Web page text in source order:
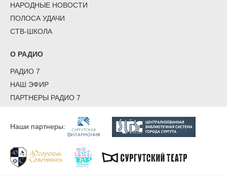
НАРОДНЫЕ НОВОСТИ
ПОЛОСА УДАЧИ
СТВ-ШКОЛА
О РАДИО
РАДИО 7
НАШ ЭФИР
ПАРТНЕРЫ РАДИО 7
Наши партнеры: